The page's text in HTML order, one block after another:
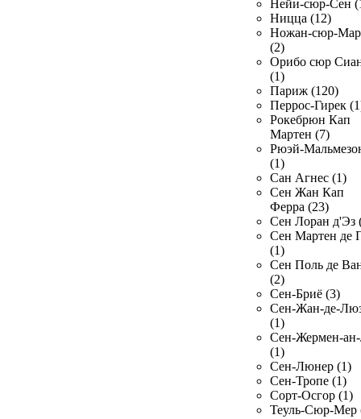
Нейи-сюр-Сен
Ницца (12)
Ножан-сюр-
(2)
Орибо сюр
(1)
Париж (120)
Перрос-Гирек
Рокебрюн Кап
Мартен (7)
Рюэй-
(1)
Сан Агнес (1)
Сен Жан Кап
Ферра (23)
Сен Лоран д'Эз
Сен Мартен де
(1)
Сен Поль де
(2)
Сен-Бриё (3)
Сен-Жан-де-
(1)
Сен-Жермен-
(1)
Сен-Люнер (1)
Сен-Тропе (1)
Сорт-Осгор (1)
Теуль-Сюр-Мер